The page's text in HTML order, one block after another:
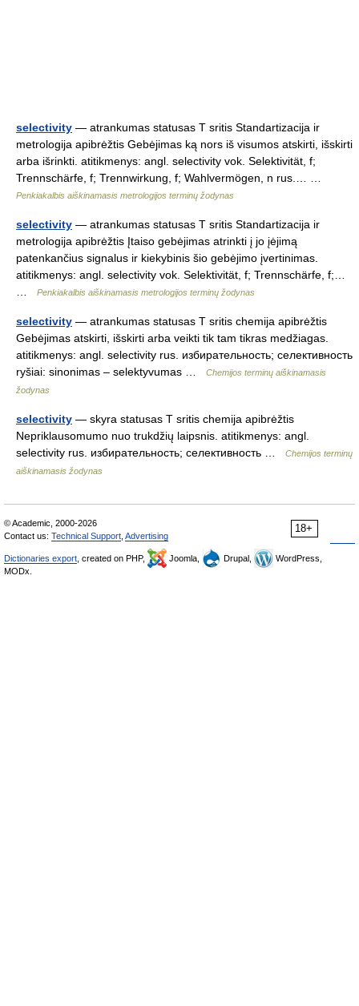
selectivity — atrankumas statusas T sritis Standartizacija ir
metrologija apibrėžtis Gebėjimas ką nors iš visumos atskirti, išskirti
arba išrinkti. atitikmenys: angl. selectivity vok. Selektivität, f;
Trennschärfe, f; Trennwirkung, f; Wahlvermögen, n rus.… …
Penkiakalbis aiškinamasis metrologijos terminų žodynas
selectivity — atrankumas statusas T sritis Standartizacija ir
metrologija apibrėžtis Įtaiso gebėjimas atrinkti į jo įėjimą
patenkančius signalus ir kiekybinis šio gebėjimo įvertinimas.
atitikmenys: angl. selectivity vok. Selektivität, f; Trennschärfe, f;…
Penkiakalbis aiškinamasis metrologijos terminų žodynas
selectivity — atrankumas statusas T sritis chemija apibrėžtis
Gebėjimas atskirti, išskirti arba veikti tik tam tikras medžiagas.
atitikmenys: angl. selectivity rus. избирательность; селективность
ryšiai: sinonimas – selektyvumas …
Chemijos terminų aiškinamasis
žodynas
selectivity — skyra statusas T sritis chemija apibrėžtis
Nepriklausomumo nuo trukdžių laipsnis. atitikmenys: angl.
selectivity rus. избирательность; селективность …
Chemijos terminų
aiškinamasis žodynas
18+
© Academic, 2000-2026
Contact us: Technical Support Advertising
Dictionaries export , created on PHP, Joomla, Drupal,
WordPress,
MODx.